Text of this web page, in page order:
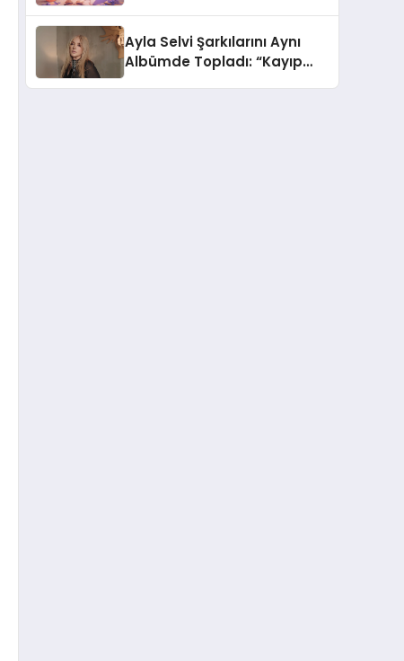
Ayla Selvi Şarkılarını Aynı
Albümde Topladı: “Kayıp